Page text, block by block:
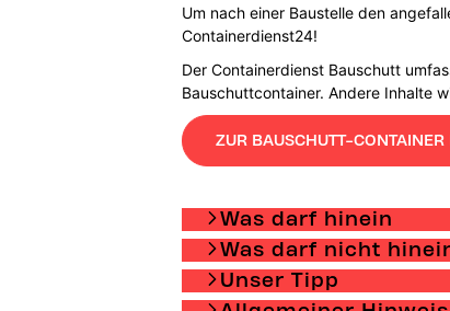
Um nach einer Baustelle den
Containerdienst24!
Der Containerdienst Bauschutt
Bauschuttcontainer. Andere Inhalte
ZUR BAUSCHUTT-CONTAINER
Was darf hinein
Was darf nicht
Unser Tipp